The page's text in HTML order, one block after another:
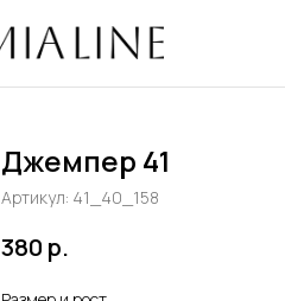
Джемпер 41
Артикул: 41_40_158
380 р.